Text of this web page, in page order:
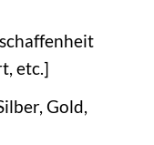
etc.]
Gold,